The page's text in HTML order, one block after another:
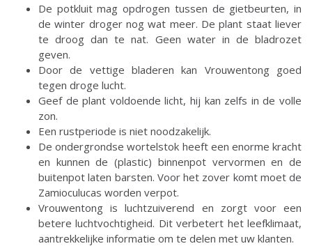
De potkluit mag opdrogen tussen de gietbeurten, in
de winter droger nog wat meer. De plant staat liever
te droog dan te nat. Geen water in de bladrozet
geven.
Door de vettige bladeren kan Vrouwentong goed
tegen droge lucht.
Geef de plant voldoende licht, hij kan zelfs in de volle
zon.
Een rustperiode is niet noodzakelijk.
De ondergrondse wortelstok heeft een enorme kracht
en kunnen de (plastic) binnenpot vervormen en de
buitenpot laten barsten. Voor het zover komt moet de
Zamioculucas worden verpot.
Vrouwentong is luchtzuiverend en zorgt voor een
betere luchtvochtigheid. Dit verbetert het leefklimaat,
aantrekkelijke informatie om te delen met uw klanten.